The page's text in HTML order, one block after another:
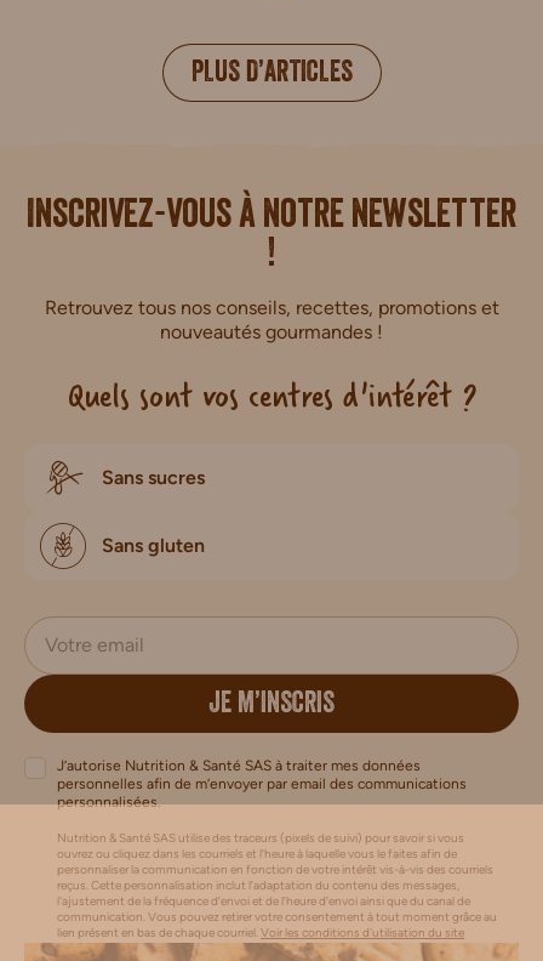
PLUS D’ARTICLES
Inscrivez-vous à notre newsletter
!
Retrouvez tous nos conseils, recettes, promotions et
nouveautés gourmandes !
Quels sont vos centres d'intérêt ?
Sans sucres
Sans gluten
JE M’INSCRIS
J’autorise Nutrition & Santé SAS à traiter mes données
personnelles afin de m’envoyer par email des communications
personnalisées.
Nutrition & Santé SAS utilise des traceurs (pixels de suivi) pour savoir si vous
ouvrez ou cliquez dans les courriels et l’heure à laquelle vous le faites afin de
personnaliser la communication en fonction de votre intérêt vis-à-vis des courriels
reçus. Cette personnalisation inclut l’adaptation du contenu des messages,
l'ajustement de la fréquence d’envoi et de l’heure d’envoi ainsi que du canal de
communication. Vous pouvez retirer votre consentement à tout moment grâce au
lien présent en bas de chaque courriel.Voir les conditions d'utilisation du site